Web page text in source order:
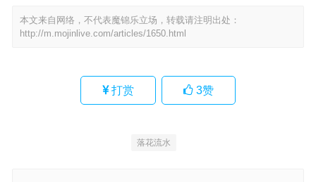
本文来自网络，不代表魔锦乐立场，转载请注明出处：
http://m.mojinlive.com/articles/1650.html
打赏 3赞
落花流水